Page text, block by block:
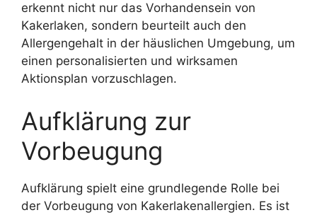
erkennt nicht nur das Vorhandensein von
Kakerlaken, sondern beurteilt auch den
Allergengehalt in der häuslichen Umgebung, um
einen personalisierten und wirksamen
Aktionsplan vorzuschlagen.
Aufklärung zur
Vorbeugung
Aufklärung spielt eine grundlegende Rolle bei
der Vorbeugung von Kakerlakenallergien. Es ist